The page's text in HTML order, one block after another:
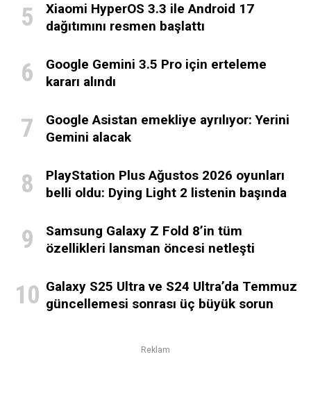
Xiaomi HyperOS 3.3 ile Android 17
dağıtımını resmen başlattı
Google Gemini 3.5 Pro için erteleme
kararı alındı
Google Asistan emekliye ayrılıyor: Yerini
Gemini alacak
PlayStation Plus Ağustos 2026 oyunları
belli oldu: Dying Light 2 listenin başında
Samsung Galaxy Z Fold 8’in tüm
özellikleri lansman öncesi netleşti
Galaxy S25 Ultra ve S24 Ultra’da Temmuz
güncellemesi sonrası üç büyük sorun
Reklam